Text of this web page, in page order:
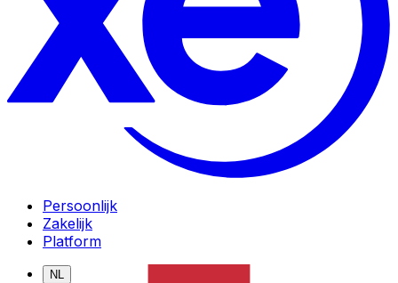
Persoonlijk
Zakelijk
Platform
NL